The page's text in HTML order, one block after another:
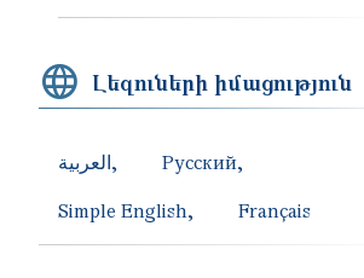
Լեզուների իմացություն
العربية
Русский
Simple English
Français